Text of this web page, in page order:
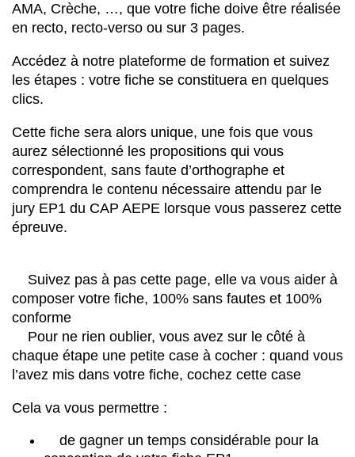
AMA, Crèche, …, que votre fiche doive être réalisée
en recto, recto-verso ou sur 3 pages.
Accédez à notre plateforme de formation et suivez
les étapes : votre fiche se constituera en quelques
clics.
Cette fiche sera alors unique, une fois que vous
aurez sélectionné les propositions qui vous
correspondent, sans faute d’orthographe et
comprendra le contenu nécessaire attendu par le
jury EP1 du CAP AEPE lorsque vous passerez cette
épreuve.
Suivez pas à pas cette page, elle va vous aider à
composer votre fiche, 100% sans fautes et 100%
conforme
Pour ne rien oublier, vous avez sur le côté à
chaque étape une petite case à cocher : quand vous
l’avez mis dans votre fiche, cochez cette case
Cela va vous permettre :
de gagner un temps considérable pour la